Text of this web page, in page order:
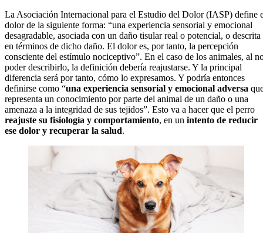
La Asociación Internacional para el Estudio del Dolor (IASP) define
dolor de la siguiente forma: “una experiencia sensorial y emocional
desagradable, asociada con un daño tisular real o potencial, o descrita
en términos de dicho daño. El dolor es, por tanto, la percepción
consciente del estímulo nociceptivo”. En el caso de los animales, al
poder describirlo, la definición debería reajustarse. Y la principal
diferencia será por tanto, cómo lo expresamos. Y podría entonces
definirse como “una experiencia sensorial y emocional adversa
representa un conocimiento por parte del animal de un daño o una
amenaza a la integridad de sus tejidos”. Esto va a hacer que el perro
reajuste su fisiología y comportamiento, en un intento de reducir
ese dolor y recuperar la salud.